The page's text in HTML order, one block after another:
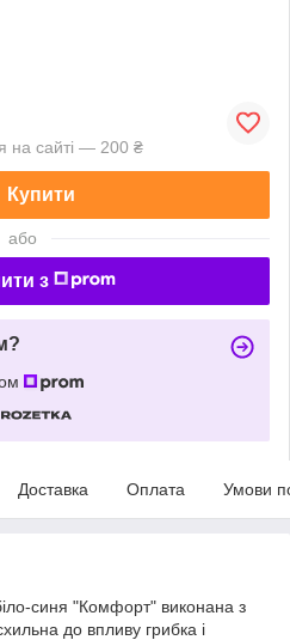
на сайті — 200 ₴
Купити
або
з
Доставка Оплата Умови
синя "Комфорт" виконана з
до впливу грибка і